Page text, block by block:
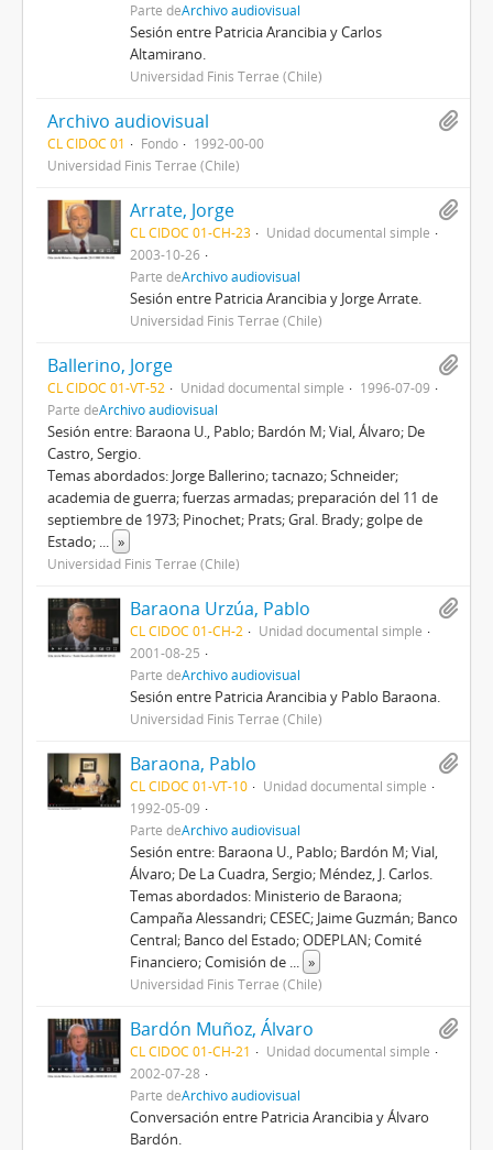
Parte deArchivo audiovisual
Sesión entre Patricia Arancibia y Carlos
Altamirano.
Universidad Finis Terrae (Chile)
Archivo audiovisual
CL CIDOC 01 Fondo
1992-00-00
Universidad Finis Terrae (Chile)
Arrate, Jorge
CL CIDOC 01-CH-23
Unidad documental simple
2003-10-26
Parte deArchivo audiovisual
Sesión entre Patricia Arancibia y Jorge Arrate.
Universidad Finis Terrae (Chile)
Ballerino, Jorge
CL CIDOC 01-VT-52 Unidad documental simple
1996-07-09
Parte deArchivo audiovisual
Sesión entre: Baraona U., Pablo; Bardón M; Vial, Álvaro; De
Castro, Sergio.
Temas abordados: Jorge Ballerino; tacnazo; Schneider;
academia de guerra; fuerzas armadas; preparación del 11 de
septiembre de 1973; Pinochet; Prats; Gral. Brady; golpe de
Estado; ... »
Universidad Finis Terrae (Chile)
Baraona Urzúa, Pablo
CL CIDOC 01-CH-2
Unidad documental simple
2001-08-25
Parte deArchivo audiovisual
Sesión entre Patricia Arancibia y Pablo Baraona.
Universidad Finis Terrae (Chile)
Baraona, Pablo
CL CIDOC 01-VT-10
Unidad documental simple
1992-05-09
Parte deArchivo audiovisual
Sesión entre: Baraona U., Pablo; Bardón M; Vial,
Álvaro; De La Cuadra, Sergio; Méndez, J. Carlos.
Temas abordados: Ministerio de Baraona;
Campaña Alessandri; CESEC; Jaime Guzmán; Banco
Central; Banco del Estado; ODEPLAN; Comité
Financiero; Comisión de ... »
Universidad Finis Terrae (Chile)
Bardón Muñoz, Álvaro
CL CIDOC 01-CH-21
Unidad documental simple
2002-07-28
Parte deArchivo audiovisual
Conversación entre Patricia Arancibia y Álvaro
Bardón.